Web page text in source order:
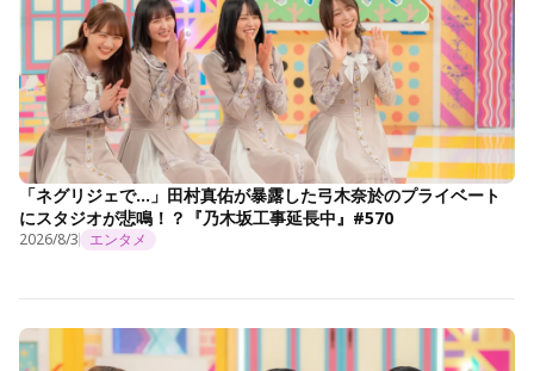
「ネグリジェで…」田村真佑が暴露した弓木奈於のプライベート
にスタジオが悲鳴！？『乃木坂工事延長中』#570
2026/8/3 エンタメ